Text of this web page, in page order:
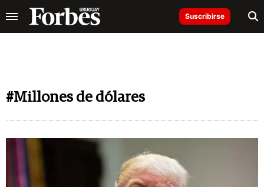
Suscribirse
#Millones de dólares